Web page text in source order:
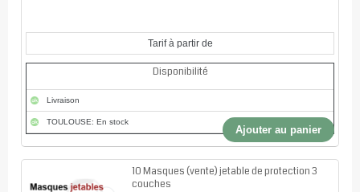
Tarif à partir de
Disponibilité
Livraison
TOULOUSE: En stock
Ajouter au panier
10 Masques (vente) jetable de protection 3
couches